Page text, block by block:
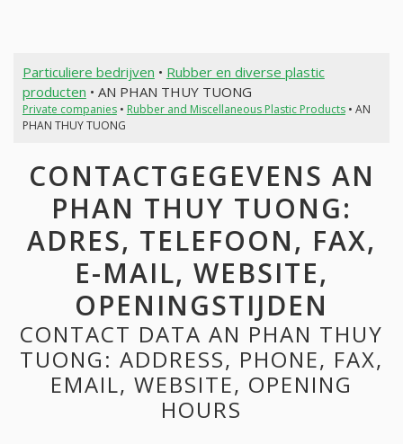
Particuliere bedrijven • Rubber en diverse plastic
producten • AN PHAN THUY TUONG
Private companies• Rubber and Miscellaneous Plastic Products• AN
PHAN THUY TUONG
CONTACTGEGEVENS AN
PHAN THUY TUONG:
ADRES, TELEFOON, FAX,
E-MAIL, WEBSITE,
OPENINGSTIJDEN
CONTACT DATA AN PHAN THUY
TUONG: ADDRESS, PHONE, FAX,
EMAIL, WEBSITE, OPENING
HOURS